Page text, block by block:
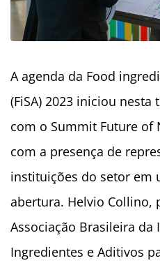
A agenda da Food
(FiSA) 2023 iniciou nesta
com o Summit Future
com a presença de
instituições do setor em
abertura. Helvio Collino,
Associação Brasileira
Ingredientes e Aditivos